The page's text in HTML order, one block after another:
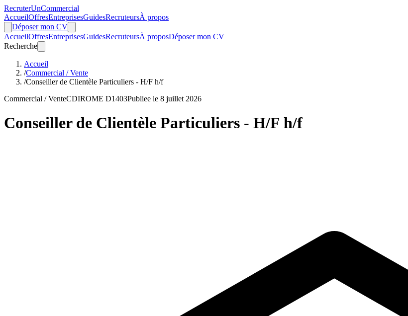
RecruterUnCommercial
AccueilOffresEntreprisesGuidesRecruteursÀ propos
Déposer mon CV
AccueilOffresEntreprisesGuidesRecruteursÀ proposDéposer mon CV
Recherche
Accueil
/Commercial / Vente
/Conseiller de Clientèle Particuliers - H/F h/f
Commercial / VenteCDIROME D1403Publiee le 8 juillet 2026
Conseiller de Clientèle Particuliers - H/F h/f